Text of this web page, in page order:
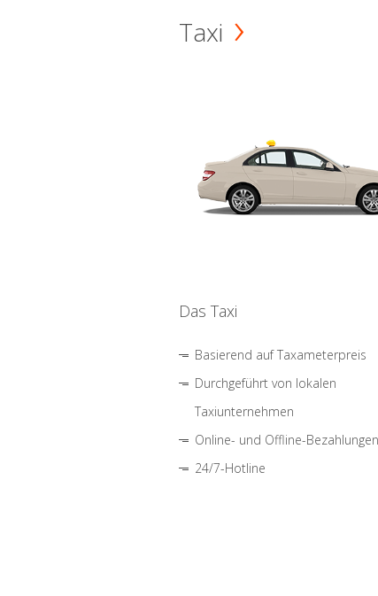
Taxi
Das Taxi
Basierend auf Taxameterpreis
Durchgeführt von lokalen
Taxiunternehmen
Online- und Offline-Bezahlungen
24/7-Hotline